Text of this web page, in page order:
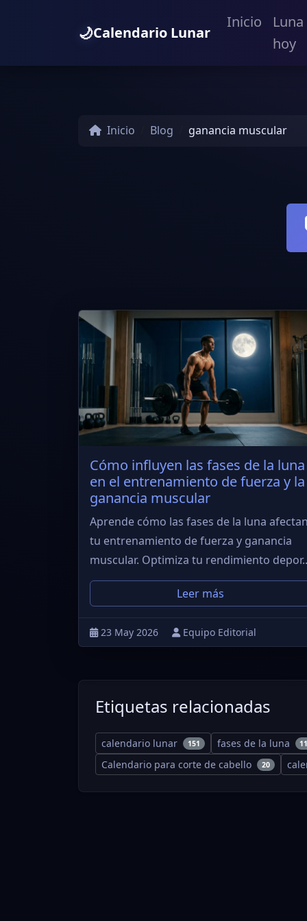
🌙Calendario Lunar
Inicio
hoy
Inicio Blog ganancia muscular
Cómo influyen las fases de la luna
en el entrenamiento de fuerza y la
ganancia muscular
Aprende cómo las fases de la luna
tu entrenamiento de fuerza y ganancia
muscular. Optimiza tu rendimiento
Leer más
23 May 2026 Equipo Editorial
Etiquetas relacionadas
calendario lunar 151 fases de la luna
Calendario para corte de cabello 20